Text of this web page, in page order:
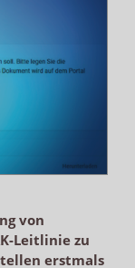
von
Leitlinie zu
erstmals